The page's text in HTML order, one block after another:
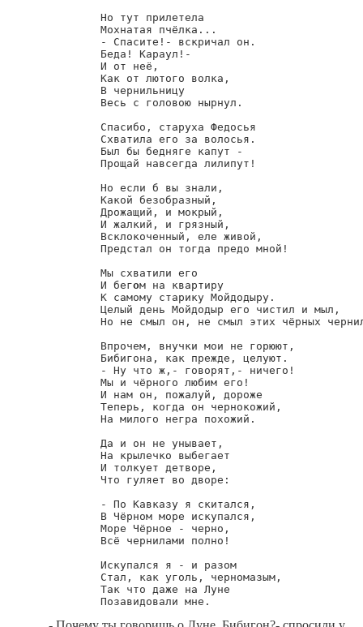
        Но тут прилетела
        Мохнатая пчёлка...
        - Спасите!- вскричал он.
        Беда! Караул!-
        И от неё,
        Как от лютого волка,
        В чернильницу
        Весь с головою нырнул.
        Спасибо, старуха Федосья
        Схватила его за волосья.
        Был бы бедняге капут -
        Прощай навсегда лилипут!
        Но если б вы знали,
        Какой безобразный,
        Дрожащий, и мокрый,
        И жалкий, и грязный,
        Всклокоченный, еле живой,
        Предстал он тогда предо мной!
        Мы схватили его
        И бег
ом на квартиру
        К самому старику Мойдодыру.
        Целый день Мойдодыр его чистил и мыл,
Но не смыл он, не смыл этих чёрных
        Впрочем, внучки мои не горюют,
        Бибигона, как прежде, целуют.
        - Ну что ж,- говорят,- ничего!
        Мы и чёрного любим его!
        И нам он, пожалуй, дороже
        Теперь, когда он чернокожий,
        На милого негра похожий.
        Да и он не унывает,
        На крылечко выбегает
        И толкует детворе,
        Что гуляет во дворе:
        - По Кавказу я скитался,
        В Чёрном море искупался,
        Море Чёрное - черно,
        Всё чернилами полно!
        Искупался я - и разом
        Стал, как уголь, черномазым,
        Так что даже на Луне